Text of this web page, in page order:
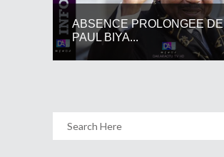
ABSENCE PROLONGEE DE
PAUL BIYA...